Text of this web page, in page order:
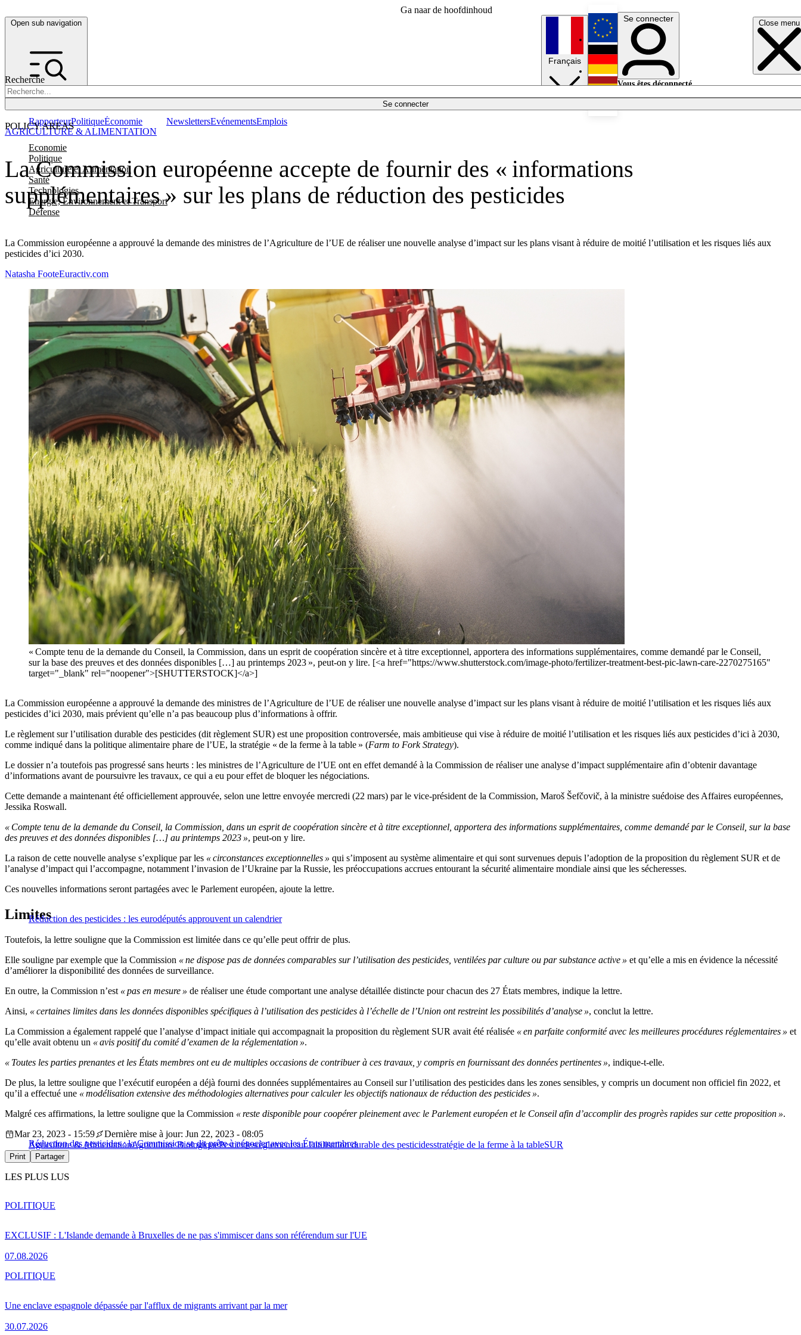
Ga naar de hoofdinhoud
Open sub navigation Close menu
Recherche
Se connecter
POLICY AREAS
Economie
Politique
Agriculture et Alimentation
Santé
Technologies
Energie, Environnement et Transport
Défense
RapporteurPolitiqueÉconomie NewslettersEvénementsEmplois
Français
English
Deutsch
Se connecter
Vous êtes déconnecté.
La Commission européenne accepte de fournir des « informations
supplémentaires » sur les plans de réduction des pesticides
La Commission européenne a approuvé la demande des ministres de l’Agriculture de l’UE de réaliser une nouvelle analyse d’impact sur les plans visant à réduire de moitié l’utilisation et les risques liés aux
pesticides d’ici 2030.
AGRICULTURE & ALIMENTATION
Natasha FooteEuractiv.com
« Compte tenu de la demande du Conseil, la Commission, dans un esprit de coopération sincère et à titre exceptionnel, apportera des informations supplémentaires, comme demandé par le Conseil,
sur la base des preuves et des données disponibles […] au printemps 2023 », peut-on y lire. [<a href="https://www.shutterstock.com/image-photo/fertilizer-treatment-best-pic-lawn-care-2270275165"
target="_blank" rel="noopener">[SHUTTERSTOCK]</a>]
La Commission européenne a approuvé la demande des ministres de l’Agriculture de l’UE de réaliser une nouvelle analyse d’impact sur les plans visant à réduire de moitié l’utilisation et les risques liés aux
pesticides d’ici 2030, mais prévient qu’elle n’a pas beaucoup plus d’informations à offrir.
Le règlement sur l’utilisation durable des pesticides (dit règlement SUR) est une proposition controversée, mais ambitieuse qui vise à réduire de moitié l’utilisation et les risques liés aux pesticides d’ici à 2030,
comme indiqué dans la politique alimentaire phare de l’UE, la stratégie « de la ferme à la table » (Farm to Fork Strategy).
Le dossier n’a toutefois pas progressé sans heurts : les ministres de l’Agriculture de l’UE ont en effet demandé à la Commission de réaliser une analyse d’impact supplémentaire afin d’obtenir davantage
d’informations avant de poursuivre les travaux, ce qui a eu pour effet de bloquer les négociations.
Cette demande a maintenant été officiellement approuvée, selon une lettre envoyée mercredi (22 mars) par le vice-président de la Commission, Maroš Šefčovič, à la ministre suédoise des Affaires européennes,
Jessika Roswall.
« Compte tenu de la demande du Conseil, la Commission, dans un esprit de coopération sincère et à titre exceptionnel, apportera des informations supplémentaires, comme demandé par le Conseil, sur la base
des preuves et des données disponibles […] au printemps 2023 », peut-on y lire.
La raison de cette nouvelle analyse s’explique par les « circonstances exceptionnelles » qui s’imposent au système alimentaire et qui sont survenues depuis l’adoption de la proposition du règlement SUR et de
l’analyse d’impact qui l’accompagne, notamment l’invasion de l’Ukraine par la Russie, les préoccupations accrues entourant la sécurité alimentaire mondiale ainsi que les sécheresses.
Ces nouvelles informations seront partagées avec le Parlement européen, ajoute la lettre.
Réduction des pesticides : les eurodéputés approuvent un calendrier
Limites
Toutefois, la lettre souligne que la Commission est limitée dans ce qu’elle peut offrir de plus.
Elle souligne par exemple que la Commission « ne dispose pas de données comparables sur l’utilisation des pesticides, ventilées par culture ou par substance active » et qu’elle a mis en évidence la nécessité
d’améliorer la disponibilité des données de surveillance.
En outre, la Commission n’est « pas en mesure » de réaliser une étude comportant une analyse détaillée distincte pour chacun des 27 États membres, indique la lettre.
Ainsi, « certaines limites dans les données disponibles spécifiques à l’utilisation des pesticides à l’échelle de l’Union ont restreint les possibilités d’analyse », conclut la lettre.
La Commission a également rappelé que l’analyse d’impact initiale qui accompagnait la proposition du règlement SUR avait été réalisée « en parfaite conformité avec les meilleures procédures réglementaires » et
qu’elle avait obtenu un « avis positif du comité d’examen de la réglementation ».
« Toutes les parties prenantes et les États membres ont eu de multiples occasions de contribuer à ces travaux, y compris en fournissant des données pertinentes », indique-t-elle.
De plus, la lettre souligne que l’exécutif européen a déjà fourni des données supplémentaires au Conseil sur l’utilisation des pesticides dans les zones sensibles, y compris un document non officiel fin 2022, et
qu’il a effectué une « modélisation extensive des méthodologies alternatives pour calculer les objectifs nationaux de réduction des pesticides ».
Malgré ces affirmations, la lettre souligne que la Commission « reste disponible pour coopérer pleinement avec le Parlement européen et le Conseil afin d’accomplir des progrès rapides sur cette proposition ».
Réduction des pesticides : la Commission se dit prête à négocier avec les États membres
Mar 23, 2023 - 15:59
Dernière mise à jour: Jun 22, 2023 - 08:05
Agriculture & AlimentationAgriculture BiologiquePesticidesrèglement sur l'utilisation durable des pesticidesstratégie de la ferme à la tableSUR
Print Partager
LES PLUS LUS
EXCLUSIF : L'Islande demande à Bruxelles de ne pas s'immiscer dans son référendum sur l'UE
07.08.2026
POLITIQUE
Une enclave espagnole dépassée par l'afflux de migrants arrivant par la mer
30.07.2026
POLITIQUE